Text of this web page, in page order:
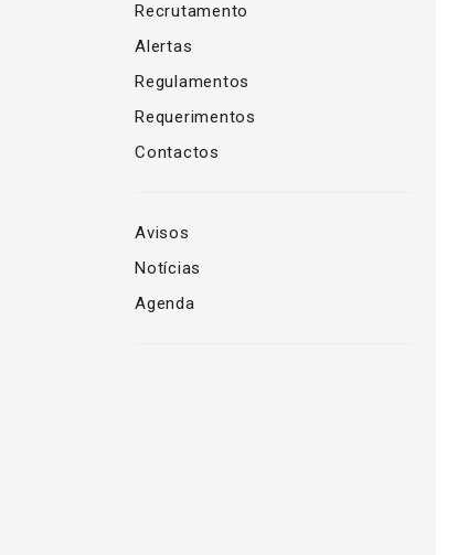
Recrutamento
Alertas
Regulamentos
Requerimentos
Contactos
Avisos
Notícias
Agenda